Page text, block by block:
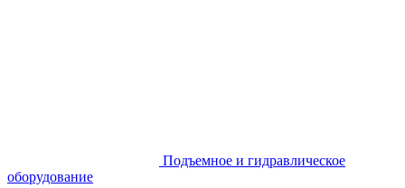
Подъемное и гидравлическое
оборудование